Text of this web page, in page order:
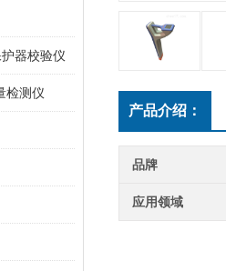
器校验仪
检测仪
产品介绍：
品牌
应用领域